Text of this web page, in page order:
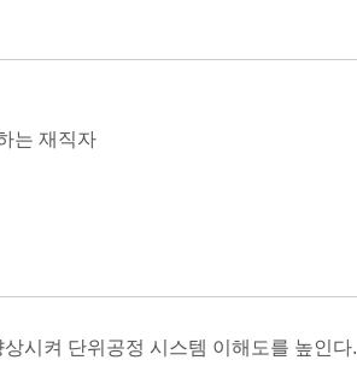
는 재직자
시켜 단위공정 시스템 이해도를 높인다.